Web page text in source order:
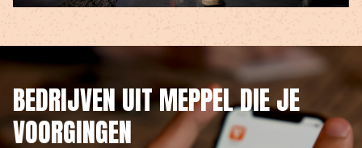
BEDRIJVEN UIT MEPPEL DIE JE
VOORGINGEN